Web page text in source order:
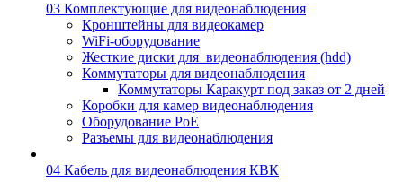
03 Комплектующие для видеонаблюдения
Кронштейны для видеокамер
WiFi-оборудование
Жесткие диски для_видеонаблюдения (hdd)
Коммутаторы для видеонаблюдения
Коммутаторы Каракурт под заказ от 2 дней
Коробки для камер видеонаблюдения
Оборудование PoE
Разъемы для видеонаблюдения
04 Кабель для видеонаблюдения КВК